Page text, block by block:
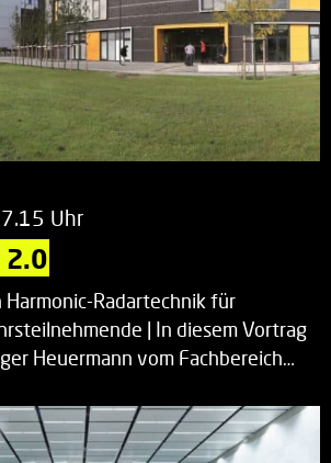
Uhr
2.0
Radartechnik für
| In diesem Vortrag
Heuermann vom Fachbereich…